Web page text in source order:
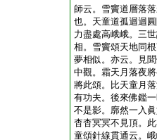
師云。雪竇道層落
也。天童道孤迴迴
力盡處高峨峨。三
相。雪竇頌天地同
夢相似。亦云。見
中觀。霜天月落夜
將此頌。比天童月
有功夫。後來佛鑑
不是影。廓然一入
杳杳冥冥不見頂。
童頌針線貫通云。